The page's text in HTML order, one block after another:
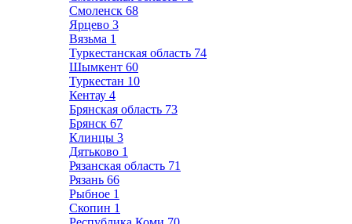
Смоленск 68
Ярцево 3
Вязьма 1
Туркестанская область 74
Шымкент 60
Туркестан 10
Кентау 4
Брянская область 73
Брянск 67
Клинцы 3
Дятьково 1
Рязанская область 71
Рязань 66
Рыбное 1
Скопин 1